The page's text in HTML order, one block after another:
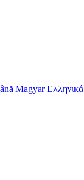
MagyarΕλληνικά